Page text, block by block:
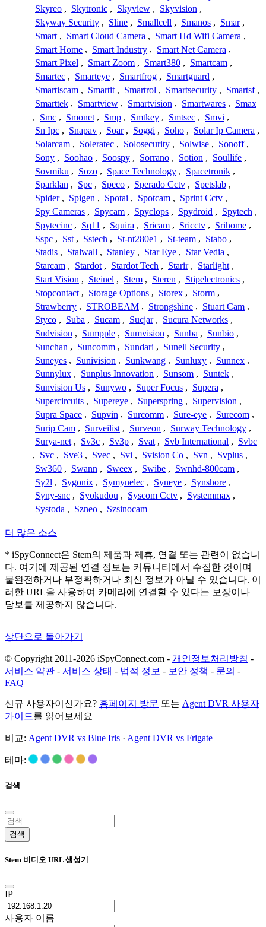
Skyreo , Skytronic , Skyview , Skyvision ,
Skyway Security , Sline , Smallcell , Smanos , Smar ,
Smart , Smart Cloud Camera , Smart Hd Wifi Camera ,
Smart Home , Smart Industry , Smart Net Camera ,
Smart Pixel , Smart Zoom , Smart380 , Smartcam ,
Smartec , Smarteye , Smartfrog , Smartguard ,
Smartiscam , Smartit , Smartrol , Smartsecurity , Smartsf ,
Smarttek , Smartview , Smartvision , Smartwares , Smax
, Smc , Smonet , Smp , Smtkey , Smtsec , Smvi ,
Sn Ipc , Snapav , Soar , Soggi , Soho , Solar Ip Camera ,
Solarcam , Soleratec , Solosecurity , Solwise , Sonoff ,
Sony , Soohao , Soospy , Sorrano , Sotion , Soullife ,
Sovmiku , Sozo , Space Technology , Spacetronik ,
Sparklan , Spc , Speco , Sperado Cctv , Spetslab ,
Spider , Spigen , Spotai , Spotcam , Sprint Cctv ,
Spy Cameras , Spycam , Spyclops , Spydroid , Spytech ,
Spytecinc , Sq11 , Squira , Sricam , Sricctv , Srihome ,
Sspc , Sst , Sstech , St-nt280e1 , St-team , Stabo ,
Stadis , Stalwall , Stanley , Star Eye , Star Vedia ,
Starcam , Stardot , Stardot Tech , Starir , Starlight ,
Start Vision , Steinel , Stem , Steren , Stipelectronics ,
Stopcontact , Storage Options , Storex , Storm ,
Strawberry , STROBEAM , Strongshine , Stuart Cam ,
Styco , Suba , Sucam , Sucjar , Sucura Networks ,
Sudvision , Sumpple , Sumvision , Sunba , Sunbio ,
Sunchan , Suncomm , Sundari , Sunell Security ,
Suneyes , Sunivision , Sunkwang , Sunluxy , Sunnex ,
Sunnylux , Sunplus Innovation , Sunsom , Suntek ,
Sunvision Us , Sunywo , Super Focus , Supera ,
Supercircuits , Supereye , Superspring , Supervision ,
Supra Space , Supvin , Surcomm , Sure-eye , Surecom ,
Surip Cam , Surveilist , Surveon , Surway Technology ,
Surya-net , Sv3c , Sv3p , Svat , Svb International , Svbc
, Svc , Sve3 , Svec , Svi , Svision Co , Svn , Svplus ,
Sw360 , Swann , Sweex , Swibe , Swnhd-800cam ,
Sy2l , Sygonix , Symynelec , Syneye , Synshore ,
Syny-snc , Syokudou , Syscom Cctv , Systemmax ,
Systoda , Szneo , Szsinocam
더 많은 소스
* iSpyConnect은 Stem의 제품과 제휴, 연결 또는 관련이 없습니
다. 여기에 제공된 연결 정보는 커뮤니티에서 수집한 것이며
불완전하거나 부정확하거나 최신 정보가 아닐 수 있습니다. 이
러한 URL을 사용하여 카메라에 연결할 수 있다는 보장이나
담보를 제공하지 않습니다.
상단으로 돌아가기
© Copyright 2011-2026 iSpyConnect.com - 개인정보처리방침 -
서비스 약관 - 서비스 상태 - 법적 정보 - 보안 정책 - 문의 -
FAQ
신규 사용자이신가요? 홈페이지 방문 또는 Agent DVR 사용자
가이드를 읽어보세요
비교: Agent DVR vs Blue Iris · Agent DVR vs Frigate
테마:
검색
검색
Stem 비디오 URL 생성기
IP
사용자 이름